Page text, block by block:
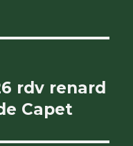
rdv renard
Capet